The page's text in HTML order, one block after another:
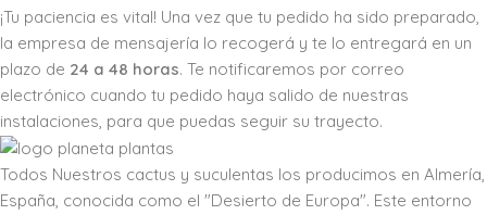
¡Tu paciencia es vital! Una vez que tu pedido ha sido preparado,
la empresa de mensajería lo recogerá y te lo entregará en un
plazo de 24 a 48 horas. Te notificaremos por correo
electrónico cuando tu pedido haya salido de nuestras
instalaciones, para que puedas seguir su trayecto.
Todos Nuestros cactus y suculentas los producimos en Almería,
España, conocida como el "Desierto de Europa". Este entorno